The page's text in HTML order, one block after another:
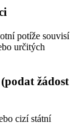
potíže souvisí
určitých
žádost
cizí státní